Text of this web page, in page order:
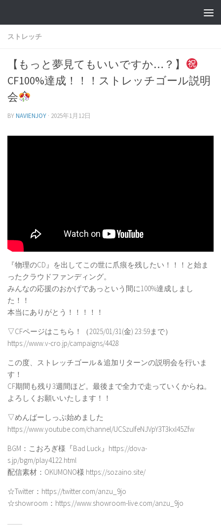
ストレッチ
【もっと夢見てもいいですか…？】
CF100%達成！！！ストレッチゴール説明
会
BYNAVIENJOY · 2025年1月12日
『物理のCD』を出してこの世に爪痕を残したい！！！と始ま
ったクラウドファンディング。
みんなの応援のおかげであっという間に100%達成しまし
た！！
本当にありがとう！！！！！
▽CFページはこちら！（2025/01/31(金) 23:59まで）
https://www.v-cro.jp/campaigns/4428
この度、ストレッチゴール＆追加リターンの説明会を行いま
す！
CF期間も残り3週間ほど。最後まで全力で走っていくからね。
よろしくお願いいたします！！
▽めんばーしっぷ始めました
https://www.youtube.com/channel/UCSzuIfeNJVpY3T3kxl45Zfw
BGM：こおろぎ様『Bad Luck』https://dova-
s.jp/bgm/play4122.html
配信素材：OKUMONO様 https://sozaino.site/
☆Twitter：https://twitter.com/anzu_9jo
☆showroom：https://www.showroom-live.com/anzu_9jo